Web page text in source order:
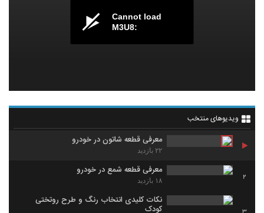
Cannot load
M3U8:
ویدیوهای منتخب
معرفی قطعه شاتون در خودرو
۲۲ بازدید
2
معرفی قطعه شمع در خودرو
۱۸ بازدید
3
نکات کلیدی انتخاب رنگ و طرح روتختی
کودک